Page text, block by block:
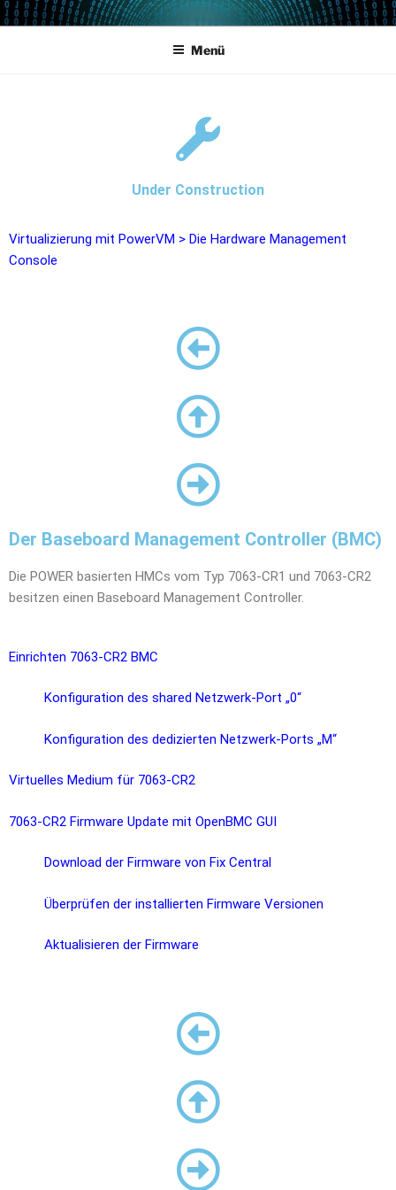
POWERCAMPUS 01
Home of the LPAR-Tool
Menü
Under Construction
Virtualizierung mit PowerVM > Die Hardware Management
Console
Der Baseboard Management Controller (BMC)
Die POWER basierten HMCs vom Typ 7063-CR1 und 7063-CR2
besitzen einen Baseboard Management Controller.
Einrichten 7063-CR2 BMC​
Konfiguration des shared Netzwerk-Port „0“
Konfiguration des dedizierten Netzwerk-Ports „M“
Virtuelles Medium für 7063-CR2
7063-CR2 Firmware Update mit OpenBMC GUI
Download der Firmware von Fix Central
Überprüfen der installierten Firmware Versionen
Aktualisieren der Firmware